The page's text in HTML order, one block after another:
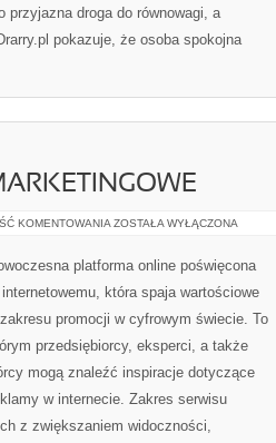
droga do równowagi, a
pokazuje, że osoba spokojna
KOMENTOWANIA NARZĘDZIA
MARKETINGOWE
ZOSTAŁA WYŁĄCZONA
platforma online poświęcona
która spaja wartościowe
promocji w cyfrowym świecie. To
przedsiębiorcy, eksperci, a także
mogą znaleźć inspiracje dotyczące
w internecie. Zakres serwisu
z zwiększaniem widoczności,